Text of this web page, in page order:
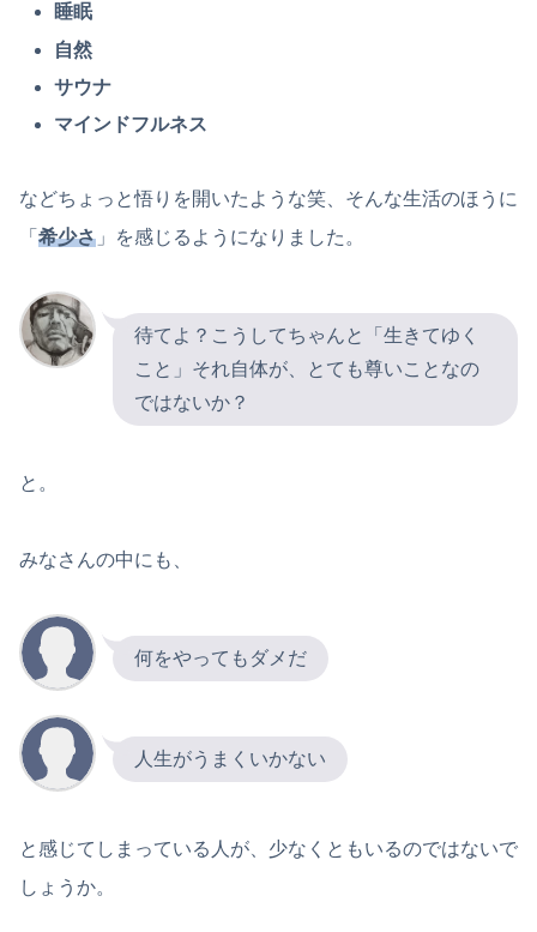
睡眠
自然
サウナ
マインドフルネス
などちょっと悟りを開いたような笑、そんな生活のほうに
「 希少さ 」を感じるようになりました。
待てよ？こうしてちゃんと「生きてゆく
こと」それ自体が、とても尊いことなの
ではないか？
と。
みなさんの中にも、
何をやってもダメだ
人生がうまくいかない
と感じてしまっている人が、少なくともいるのではないで
しょうか。